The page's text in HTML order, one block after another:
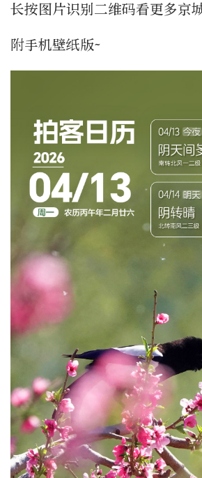
长按图片识别二维码看更多京
附手机壁纸版~